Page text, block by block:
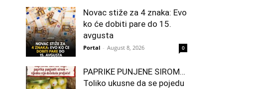
Novac stiže za 4 znaka: Evo
ko će dobiti pare do 15.
avgusta
Portal - August 8, 2026 0
PAPRIKE PUNJENE SIROM…
Toliko ukusne da se pojedu